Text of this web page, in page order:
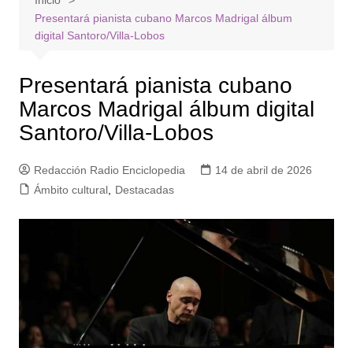
Presentará pianista cubano Marcos Madrigal álbum
digital Santoro/Villa-Lobos
Presentará pianista cubano
Marcos Madrigal álbum digital
Santoro/Villa-Lobos
Redacción Radio Enciclopedia
14 de abril de 2026
Ámbito cultural, Destacadas